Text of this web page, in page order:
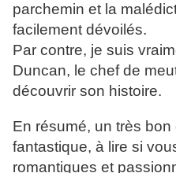
parchemin et la
facilement dévoilés.
Par contre, je suis
Duncan, le chef de
découvrir son histoire.
En résumé, un très
fantastique, à lire si
romantiques et